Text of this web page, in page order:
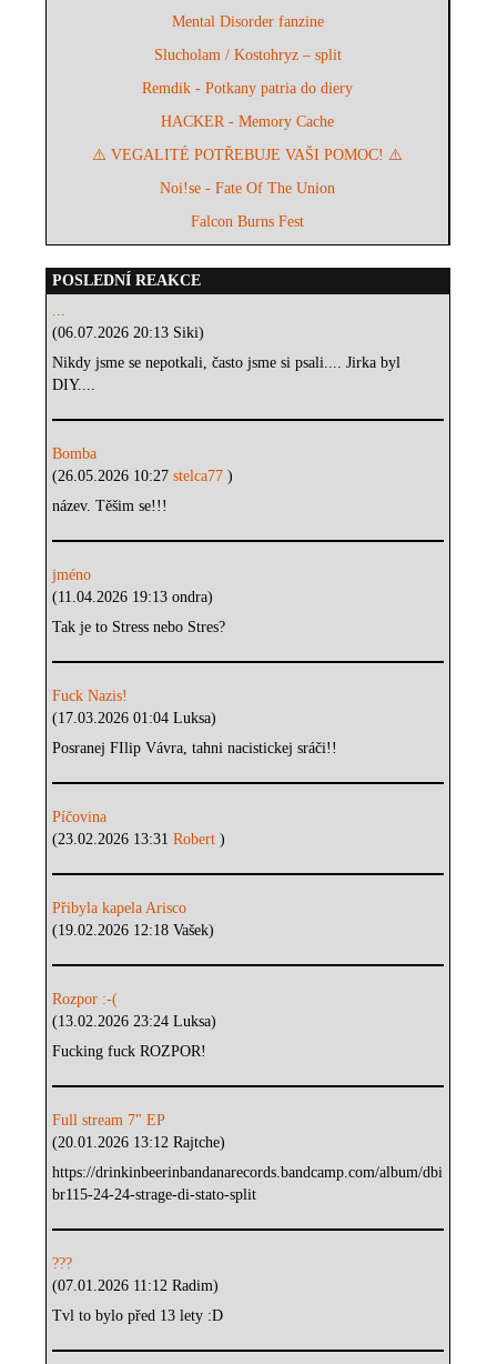
Mental Disorder fanzine
Slucholam / Kostohryz – split
Remdik - Potkany patria do diery
HACKER - Memory Cache
⚠️ VEGALITÉ POTŘEBUJE VAŠI POMOC! ⚠️
Noi!se - Fate Of The Union
Falcon Burns Fest
POSLEDNÍ REAKCE
...
(06.07.2026 20:13 Siki)
Nikdy jsme se nepotkali, často jsme si psali.... Jirka byl
DIY....
Bomba
(26.05.2026 10:27stelca77)
název. Těšim se!!!
jméno
(11.04.2026 19:13 ondra)
Tak je to Stress nebo Stres?
Fuck Nazis!
(17.03.2026 01:04 Luksa)
Posranej FIlip Vávra, tahni nacistickej sráči!!
Píčovina
(23.02.2026 13:31Robert)
Přibyla kapela Arisco
(19.02.2026 12:18 Vašek)
Rozpor :-(
(13.02.2026 23:24 Luksa)
Fucking fuck ROZPOR!
Full stream 7" EP
(20.01.2026 13:12 Rajtche)
https://drinkinbeerinbandanarecords.bandcamp.com/album/dbi
br115-24-24-strage-di-stato-split
???
(07.01.2026 11:12 Radim)
Tvl to bylo před 13 lety :D